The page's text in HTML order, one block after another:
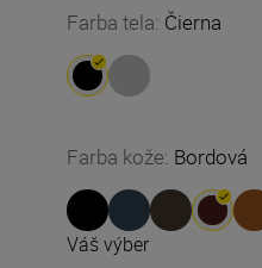
Farba tela: Čierna
Farba kože: Bordová
Váš výber